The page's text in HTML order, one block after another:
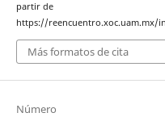
partir de
https://reencuentro.xoc.uam.mx/
Más formatos de cita
Número